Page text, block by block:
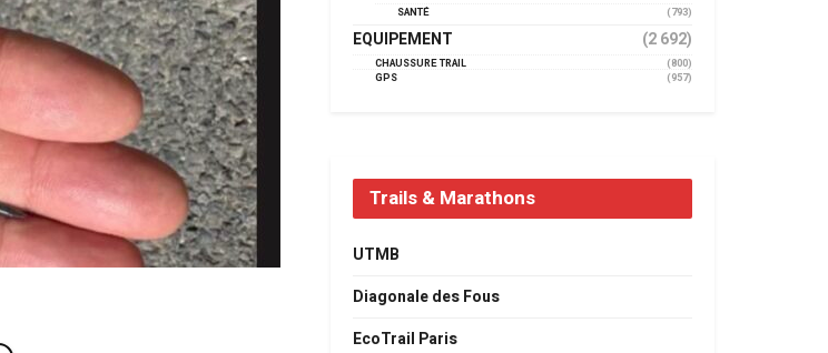
SANTÉ
(793)
EQUIPEMENT (2 692)
CHAUSSURE TRAIL
(800)
GPS
(957)
Trails & Marathons
UTMB
Diagonale des Fous
EcoTrail Paris